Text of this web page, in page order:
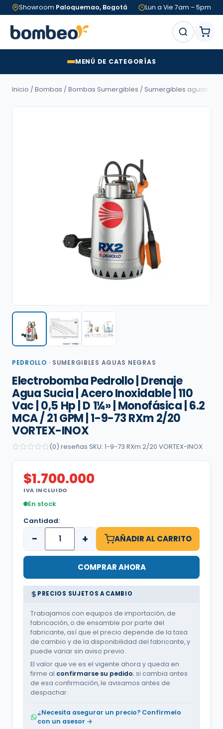
Showroom Paloquemao, Bogotá Lun a Vie 7am – 5pm
MENÚ DE CATEGORÍAS
Inicio / Bombas / Bombas Sumergibles / Sumergibles aguas
PEDROLLO · SUMERGIBLES AGUAS NEGRAS
Electrobomba Pedrollo | Drenaje
Agua Sucia | Acero Inoxidable | 110
Vac | 0,5 Hp | D 1¼» | Monofásica | 6.2
MCA / 21 GPM | 1-9-73 RXm 2/20
VORTEX-INOX
(0) reseñas SKU: 1-9-73 RXm 2/20 VORTEX-INOX
$1.700.000
IVA INCLUIDO
En stock
Cantidad:
− + AÑADIR AL CARRITO
COMPRAR AHORA
PRECIOS SUJETOS A CAMBIO
Trabajamos con equipos de importación, de
fabricación, o de ensamble por parte del
fabricante, así que el precio depende de la tasa
de cambio y de la disponibilidad del fabricante, y
puede variar sin aviso previo.
El valor que ve es el vigente ahora y queda en
firme al confirmarse su pedido; si cambia antes
de esa confirmación, le avisamos antes de
despachar.
¿Necesita asegurar un precio? Confírmelo
con un asesor →